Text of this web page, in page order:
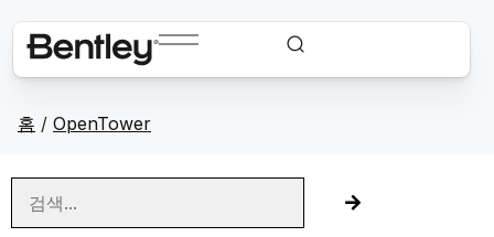
홈 / OpenTower